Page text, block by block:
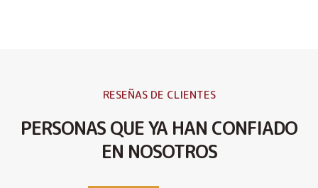
RESEÑAS DE CLIENTES
PERSONAS QUE YA HAN CONFIADO
EN NOSOTROS